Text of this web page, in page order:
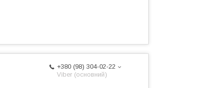
+380 (98) 304-02-22
Viber (основний)